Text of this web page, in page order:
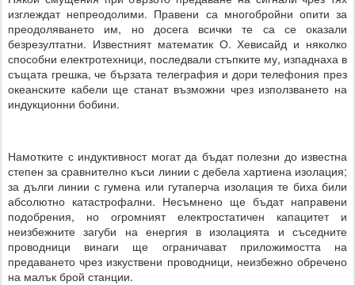
изглеждат непреодолими. Правени са многобройни опити за
преодоляването им, но досега всички те са се оказали
безрезултатни. Известният математик О. Хевисайд и няколко
способни електротехници, последвали стъпките му, изпаднаха в
същата грешка, че бързата телеграфия и дори телефония през
океанските кабели ще станат възможни чрез използването на
индукционни бобини.
Намотките с индуктивност могат да бъдат полезни до известна
степен за сравнително къси линии с дебела хартиена изолация;
за дълги линии с гумена или гутаперча изолация те биха били
абсолютно катастрофални. Несъмнено ще бъдат направени
подобрения, но огромният електростатичен капацитет и
неизбежните загуби на енергия в изолацията и съседните
проводници винаги ще ограничават приложимостта на
предаването чрез изкуствени проводници, неизбежно обречено
на малък брой станции.